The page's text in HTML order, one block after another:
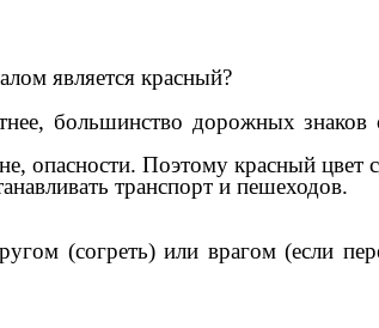
является красный?
большинство дорожных
опасности. Поэтому красный цвет
транспорт и пешеходов.
(согреть) или врагом (если